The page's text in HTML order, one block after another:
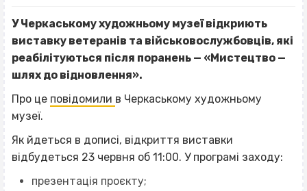
У Черкаському художньому музеї відкриють
виставку ветеранів та військовослужбовців, які
реабілітуються після поранень — «Мистецтво —
шлях до відновлення».
Про це повідомили в Черкаському художньому
музеї.
Як йдеться в дописі, відкриття виставки
відбудеться 23 червня об 11:00. У програмі заходу:
презентація проєкту;